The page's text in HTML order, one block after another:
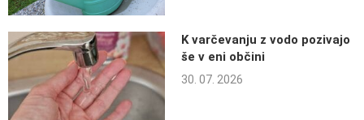
K varčevanju z vodo pozivajo
še v eni občini
30. 07. 2026